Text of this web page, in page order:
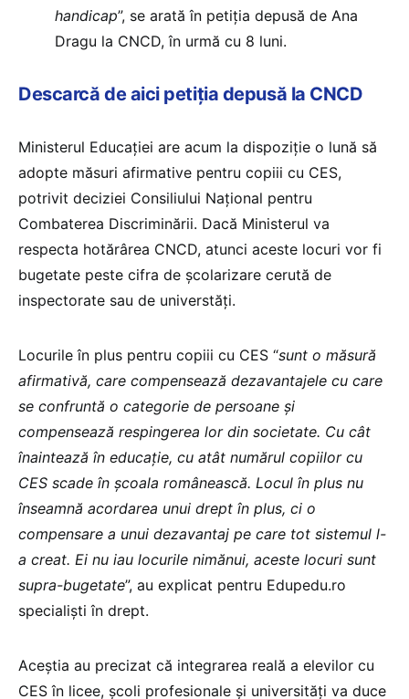
handicap”, se arată în petiția depusă de Ana
Dragu la CNCD, în urmă cu 8 luni.
Descarcă de aici petiția depusă la CNCD
Ministerul Educației are acum la dispoziție o lună să
adopte măsuri afirmative pentru copiii cu CES,
potrivit deciziei Consiliului Național pentru
Combaterea Discriminării. Dacă Ministerul va
respecta hotărârea CNCD, atunci aceste locuri vor fi
bugetate peste cifra de școlarizare cerută de
inspectorate sau de universtăți.
Locurile în plus pentru copiii cu CES “sunt o măsură
afirmativă, care compensează dezavantajele cu care
se confruntă o categorie de persoane și
compensează respingerea lor din societate. Cu cât
înaintează în educație, cu atât numărul copiilor cu
CES scade în școala românească. Locul în plus nu
înseamnă acordarea unui drept în plus, ci o
compensare a unui dezavantaj pe care tot sistemul l-
a creat. Ei nu iau locurile nimănui, aceste locuri sunt
supra-bugetate”, au explicat pentru Edupedu.ro
specialiști în drept.
Aceștia au precizat că integrarea reală a elevilor cu
CES în licee, școli profesionale și universități va duce